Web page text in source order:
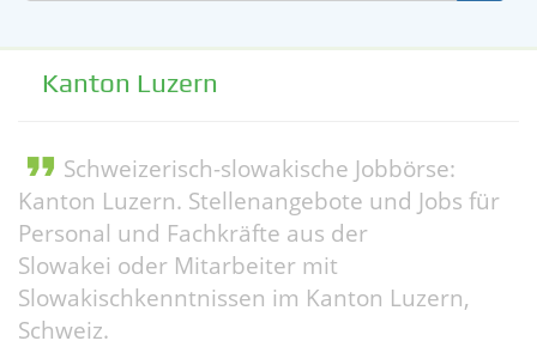
Kanton Luzern
format_quote Schweizerisch-slowakische Jobbörse:
Kanton Luzern. Stellenangebote und Jobs für
Personal und Fachkräfte aus der
Slowakei oder Mitarbeiter mit
Slowakischkenntnissen im Kanton Luzern,
Schweiz.